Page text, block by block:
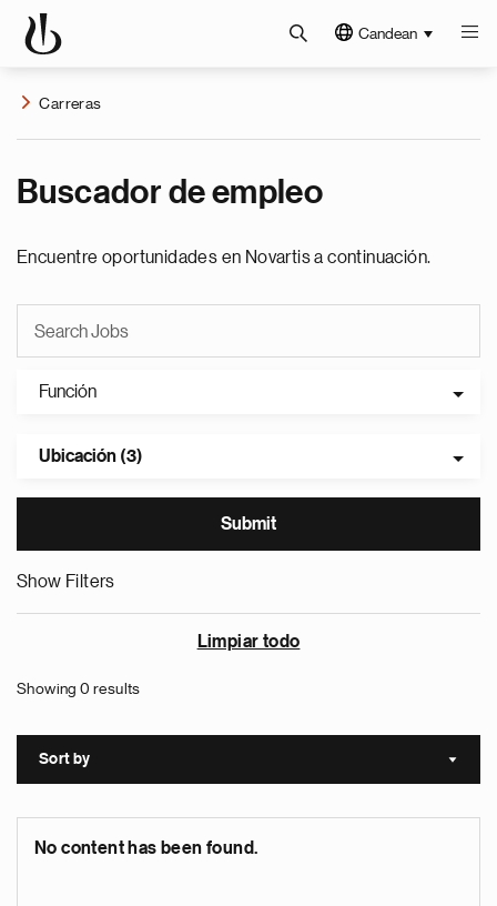
Candean
Carreras
Buscador de empleo
Encuentre oportunidades en Novartis a continuación.
Función
Ubicación (3)
Show Filters
Limpiar todo
Showing 0 results
Sort by Sort
No content has been found.